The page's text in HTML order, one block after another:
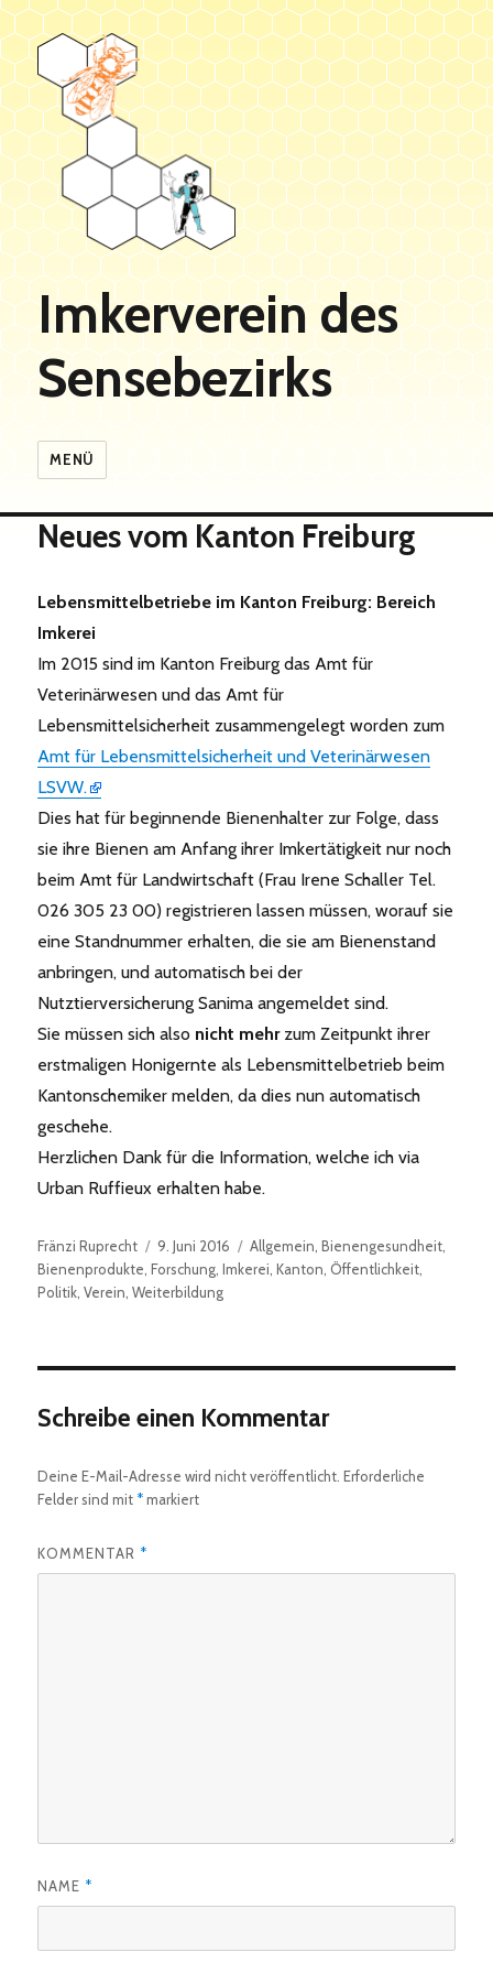
Imkerverein des
Sensebezirks
MENÜ
Neues vom Kanton Freiburg
Lebensmittelbetriebe im Kanton Freiburg: Bereich
Imkerei
Im 2015 sind im Kanton Freiburg das Amt für
Veterinärwesen und das Amt für
Lebensmittelsicherheit zusammengelegt worden zum
Amt für Lebensmittelsicherheit und Veterinärwesen
LSVW.
Dies hat für beginnende Bienenhalter zur Folge, dass
sie ihre Bienen am Anfang ihrer Imkertätigkeit nur noch
beim Amt für Landwirtschaft (Frau Irene Schaller Tel.
026 305 23 00) registrieren lassen müssen, worauf sie
eine Standnummer erhalten, die sie am Bienenstand
anbringen, und automatisch bei der
Nutztierversicherung Sanima angemeldet sind.
Sie müssen sich also nicht mehrzum Zeitpunkt ihrer
erstmaligen Honigernte als Lebensmittelbetrieb beim
Kantonschemiker melden, da dies nun automatisch
geschehe.
Herzlichen Dank für die Information, welche ich via
Urban Ruffieux erhalten habe.
Autor
Fränzi Ruprecht
Veröffentlicht
am
9. Juni 2016 Kategorien
Allgemein ,Bienengesundheit
Bienenprodukte ,Forschung ,Imkerei ,Kanton Öffentlichkeit
Politik ,Verein ,Weiterbildung
Schreibe einen Kommentar
Deine E-Mail-Adresse wird nicht veröffentlicht. Erforderliche
Felder sind mit *markiert
KOMMENTAR *
NAME *